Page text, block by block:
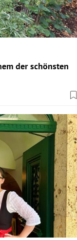
der schönsten